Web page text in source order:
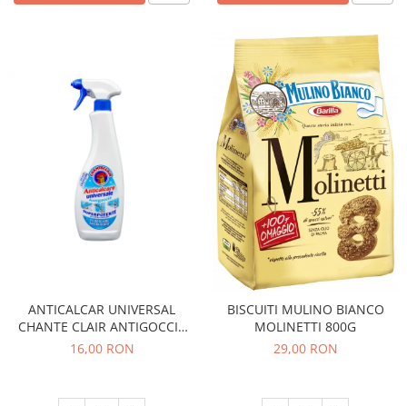
ANTICALCAR UNIVERSAL
CHANTE CLAIR ANTIGOCCIA
625ML
16,00 RON
BISCUITI MULINO BIANCO
MOLINETTI 800G
29,00 RON